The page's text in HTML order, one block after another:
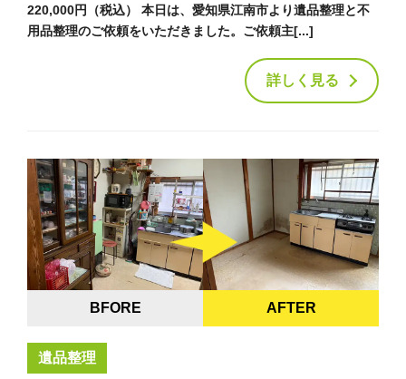
220,000円（税込） 本日は、愛知県江南市より遺品整理と不
用品整理のご依頼をいただきました。ご依頼主[...]
詳しく見る
BFORE AFTER
遺品整理